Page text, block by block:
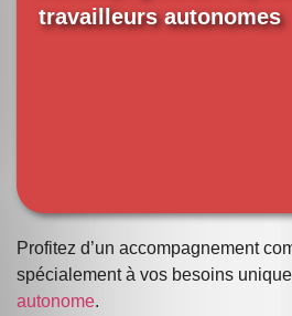
travailleurs autonomes
Profitez d’un accompagnement
spécialement à vos besoins
autonome.